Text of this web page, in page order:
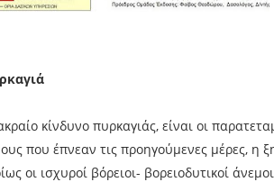
κίνδυνο πυρκαγιάς, είναι οι
που έπνεαν τις προηγούμενες μέρες, η
οι ισχυροί βόρειοι- βορειοδυτικοί